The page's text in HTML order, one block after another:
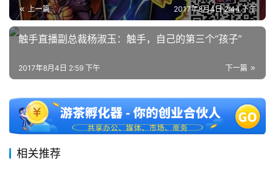
日
游
对
接
会
海
上一篇 2017年8月4日 2:44 下午
触手直播副总裁杨淑玉：触手，自己的第三个“孩子”
下一篇
2017年8月4日 2:59 下午
相关推荐